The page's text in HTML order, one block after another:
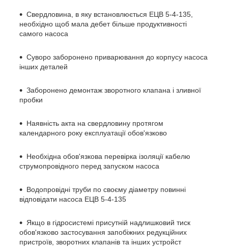
Свердловина, в яку встановлюється ЕЦВ 5-4-135,
необхідно щоб мала дебет більше продуктивності
самого насоса
Суворо заборонено приварювання до корпусу насоса
інших деталей
Заборонено демонтаж зворотного клапана і зливної
пробки
Наявність акта на свердловину протягом
календарного року експлуатації обов'язково
Необхідна обов'язкова перевірка ізоляції кабелю
струмопровідного перед запуском насоса
Водопровідні труби по своєму діаметру повинні
відповідати насоса ЕЦВ 5-4-135
Якщо в гідросистемі присутній надлишковий тиск
обов'язково застосування запобіжних редукційних
пристроїв, зворотних клапанів та інших устройст